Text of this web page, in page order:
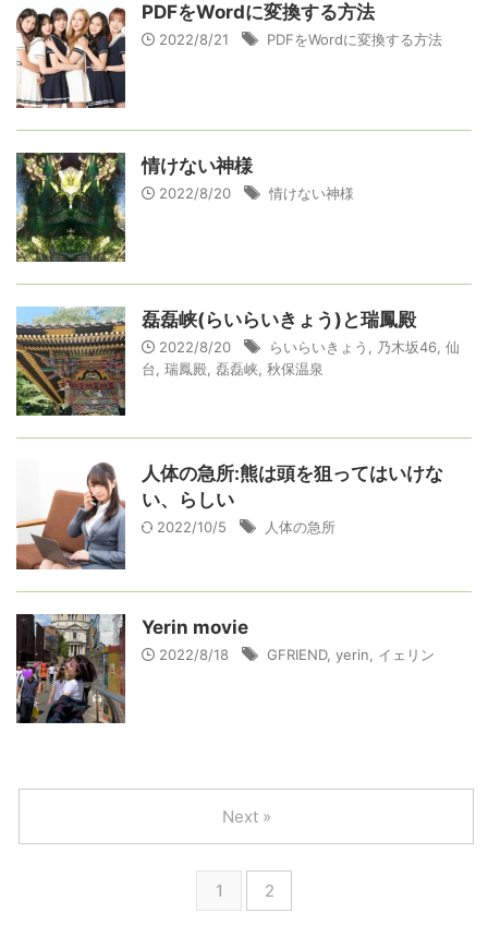
PDFをWordに変換する方法
2022/8/21 PDFをWordに変換する方法
情けない神様
2022/8/20 情けない神様
磊磊峡(らいらいきょう)と瑞鳳殿
2022/8/20 らいらいきょう 乃木坂46 仙
台 瑞鳳殿 磊磊峡 秋保温泉
人体の急所:熊は頭を狙ってはいけな
い、らしい
2022/10/5 人体の急所
Yerin movie
2022/8/18 GFRIEND, yerin イェリン
1 2
Next »